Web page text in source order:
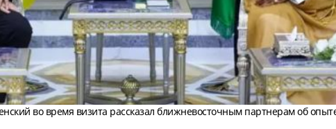
во время визита рассказал ближневосточным партнерам об